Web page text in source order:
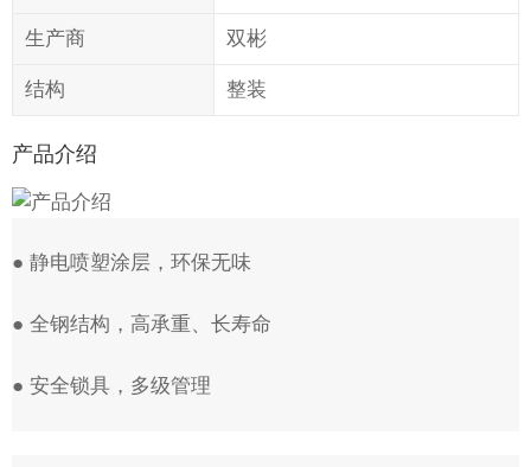
生产商 双彬
结构 整装
产品介绍
● 静电喷塑涂层，环保无味
● 全钢结构，高承重、长寿命
● 安全锁具，多级管理